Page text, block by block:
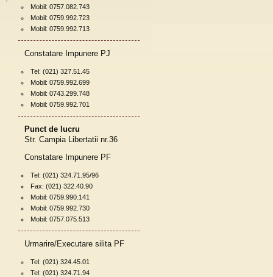
Mobil: 0757.082.743
Mobil: 0759.992.723
Mobil: 0759.992.713
Constatare Impunere PJ
Tel: (021) 327.51.45
Mobil: 0759.992.699
Mobil: 0743.299.748
Mobil: 0759.992.701
Punct de lucru
Str. Campia Libertatii nr.36
Constatare Impunere PF
Tel: (021) 324.71.95/96
Fax: (021) 322.40.90
Mobil: 0759.990.141
Mobil: 0759.992.730
Mobil: 0757.075.513
Urmarire/Executare silita PF
Tel: (021) 324.45.01
Tel: (021) 324.71.94